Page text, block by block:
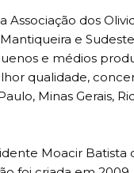
Associação dos
e
e médios
qualidade,
Minas Gerais,
Moacir Batista